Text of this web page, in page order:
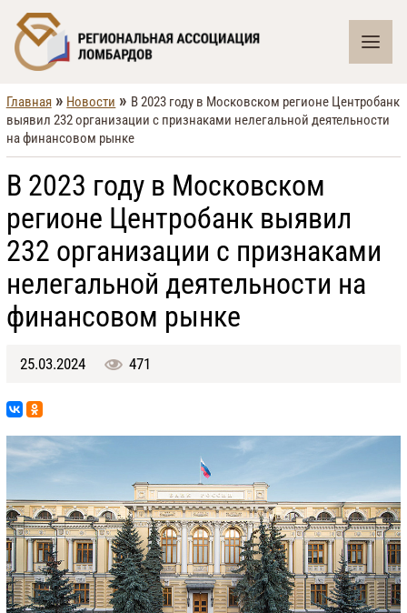
Главная » Новости » В 2023 году в Московском регионе Центробанк
выявил 232 организации с признаками нелегальной деятельности
на финансовом рынке
В 2023 году в Московском
регионе Центробанк выявил
232 организации с признаками
нелегальной деятельности на
финансовом рынке
25.03.2024 471